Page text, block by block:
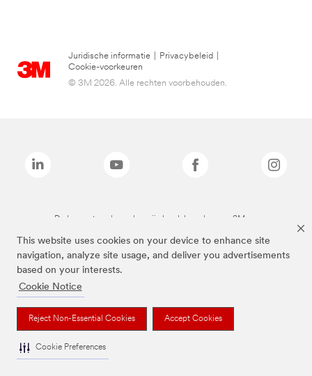
This website uses cookies on your device to enhance site
navigation, analyze site usage, and deliver you advertisements
based on your interests.
Cookie Notice
Reject Non-Essential Cookies Accept Cookies
Cookie Preferences
Juridische informatie Privacybeleid
Cookie-voorkeuren
© 3M 2026. Alle rechten voorbehouden.
De bovenstaande merken zijn handelsmerken van 3M.we